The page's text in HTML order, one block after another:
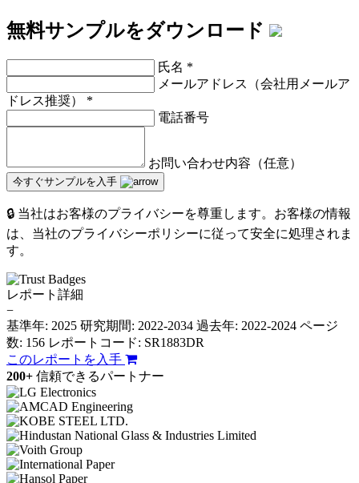
無料サンプルをダウンロード
氏名 *
メールアドレス（会社用メールア
ドレス推奨） *
電話番号
お問い合わせ内容（任意）
今すぐサンプルを入手
🔒 当社はお客様のプライバシーを尊重します。お客様の情報
は、当社のプライバシーポリシーに従って安全に処理されま
す。
レポート詳細
−
基準年: 2025 研究期間: 2022-2034 過去年: 2022-2024 ページ
数: 156 レポートコード: SR1883DR
このレポートを入手
200+ 信頼できるパートナー